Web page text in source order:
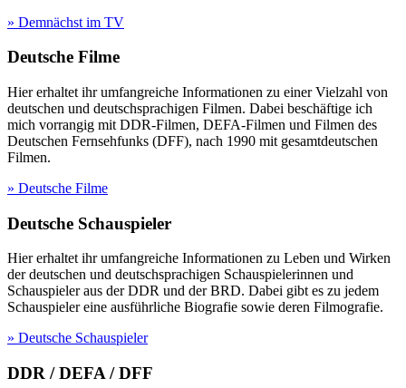
» Demnächst im TV
Deutsche Filme
Hier erhaltet ihr umfangreiche Informationen zu einer Vielzahl von
deutschen und deutschsprachigen Filmen. Dabei beschäftige ich
mich vorrangig mit DDR-Filmen, DEFA-Filmen und Filmen des
Deutschen Fernsehfunks (DFF), nach 1990 mit gesamtdeutschen
Filmen.
» Deutsche Filme
Deutsche Schauspieler
Hier erhaltet ihr umfangreiche Informationen zu Leben und Wirken
der deutschen und deutschsprachigen Schauspielerinnen und
Schauspieler aus der DDR und der BRD. Dabei gibt es zu jedem
Schauspieler eine ausführliche Biografie sowie deren Filmografie.
» Deutsche Schauspieler
DDR / DEFA / DFF